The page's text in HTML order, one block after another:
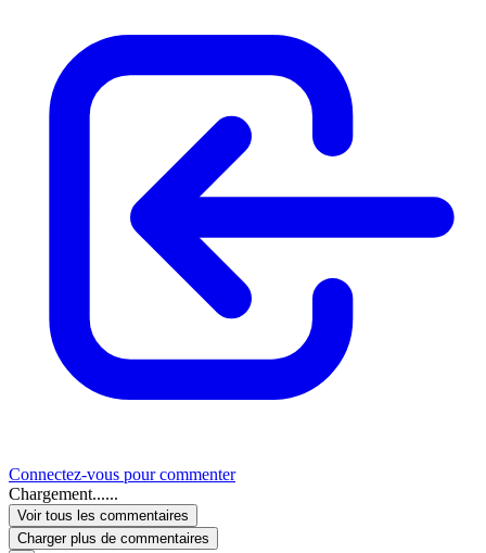
Connectez-vous pour commenter
Chargement......
Voir tous les commentaires
Charger plus de commentaires